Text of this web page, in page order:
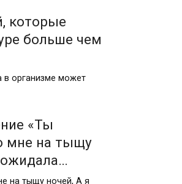
которые
больше чем
в организме может
«Ты
мне на тыщу
на тыщу ночей, А я